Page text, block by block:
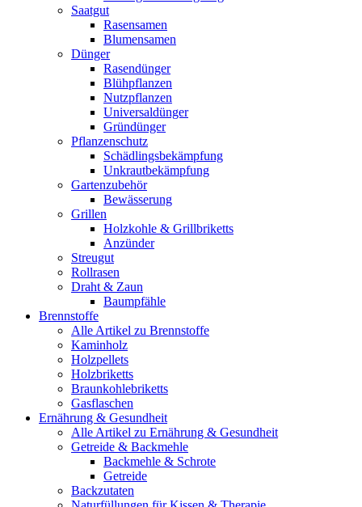
Saatgut
Rasensamen
Blumensamen
Dünger
Rasendünger
Blühpflanzen
Nutzpflanzen
Universaldünger
Gründünger
Pflanzenschutz
Schädlingsbekämpfung
Unkrautbekämpfung
Gartenzubehör
Bewässerung
Grillen
Holzkohle & Grillbriketts
Anzünder
Streugut
Rollrasen
Draht & Zaun
Baumpfähle
Brennstoffe
Alle Artikel zu Brennstoffe
Kaminholz
Holzpellets
Holzbriketts
Braunkohlebriketts
Gasflaschen
Ernährung & Gesundheit
Alle Artikel zu Ernährung & Gesundheit
Getreide & Backmehle
Backmehle & Schrote
Getreide
Backzutaten